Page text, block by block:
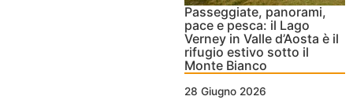
Passeggiate, panorami,
pace e pesca: il Lago
Verney in Valle d’Aosta è il
rifugio estivo sotto il
Monte Bianco
28 Giugno 2026